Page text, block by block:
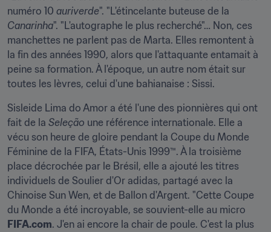
numéro 10 auriverde
Canarinha". "L'autographe le plus recherché"… Non, ces
manchettes ne parlent pas de Marta. Elles remontent à
la fin des années 1990, alors que l'attaquante entamait à
peine sa formation. À l'époque, un autre nom était sur
toutes les lèvres, celui d'une bahianaise : Sissi.
Sisleide Lima do Amor a été l'une des pionnières qui ont
fait de la Seleção une référence internationale. Elle a
vécu son heure de gloire pendant la Coupe du Monde
Féminine de la FIFA, États-Unis 1999™. À la troisième
place décrochée par le Brésil, elle a ajouté les titres
individuels de Soulier d'Or adidas, partagé avec la
Chinoise Sun Wen, et de Ballon d'Argent. "Cette Coupe
FIFA.com. J'en ai encore la chair de poule. C'est la plus